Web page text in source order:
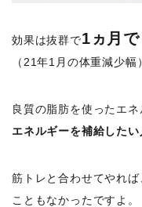
効果は抜群で1ヵ月
（21年1月の体重減少幅）
良質の脂肪を使ったエ
エネルギーを補給したい
筋トレと合わせてやれ
こともなかったですよ。